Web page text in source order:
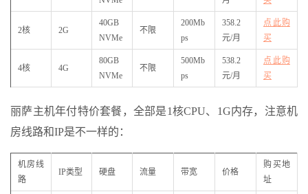
2核 2G
40GB
NVMe
不限
200Mb
ps
358.2
元/月
点此购
买
4核 4G
80GB
NVMe
不限
500Mb
ps
538.2
元/月
点此购
买
丽萨主机年付特价套餐，全部是1核CPU、1G内存，注意机
房线路和IP是不一样的：
机房线
路
IP类型 硬盘 流量 带宽 价格
购买地
址